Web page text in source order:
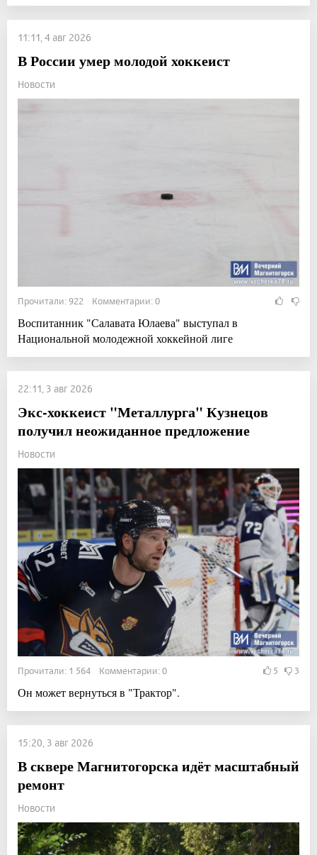
11:11, 4 авг 2026
В России умер молодой хоккеист
Новости
Прочитали: 922 Комментарии: 0
Воспитанник "Салавата Юлаева" выступал в
Национальной молодежной хоккейной лиге
22:11, 3 авг 2026
Экс-хоккеист "Металлурга" Кузнецов
получил неожиданное предложение
Новости
Прочитали: 1 564 Комментарии: 0 5 3
Он может вернуться в "Трактор".
15:20, 3 авг 2026
В сквере Магнитогорска идёт масштабный
ремонт
Новости